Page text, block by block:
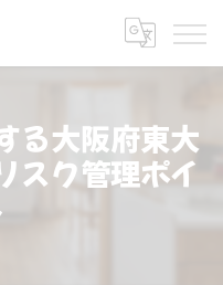
る大阪府東大
スク管理ポイ